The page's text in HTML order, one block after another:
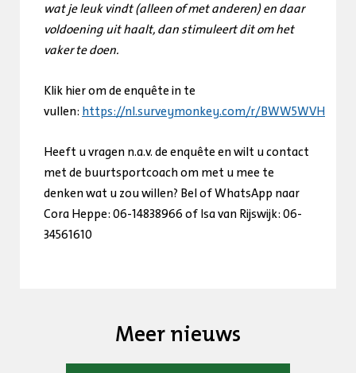
wat je leuk vindt (alleen of met anderen) en daar
voldoening uit haalt, dan stimuleert dit om het
vaker te doen.
Klik hier om de enquête in te
vullen: https://nl.surveymonkey.com/r/BWW5WVH
Heeft u vragen n.a.v. de enquête en wilt u contact
met de buurtsportcoach om met u mee te
denken wat u zou willen? Bel of WhatsApp naar
Cora Heppe: 06-14838966 of Isa van Rijswijk: 06-
34561610
Meer nieuws